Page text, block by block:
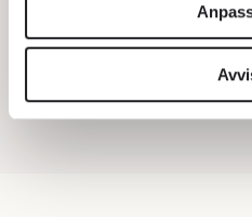
för sociala medier och
vidarebefordrar även sådana
information från din enhet till
annons- och analysföretag